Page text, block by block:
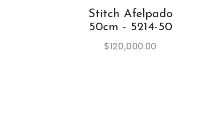
Stitch Afelpado
50cm - 5214-50
$120,000.00